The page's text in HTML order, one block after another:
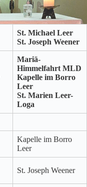
St. Michael Leer
St. Joseph Weener
Mariä-
Himmelfahrt MLD
Kapelle im Borro
Leer
St. Marien Leer-
Loga
Kapelle im Borro
Leer
St. Joseph Weener